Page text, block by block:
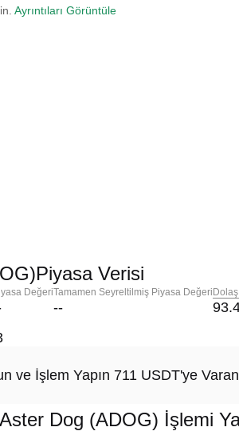
Ayrıntıları Görüntüle
Verisi
DeğeriTamamen Seyreltilmiş Piyasa Değeri
--
ve İşlem Yapın 711 USDT'ye
Dog (ADOG) İşlemi